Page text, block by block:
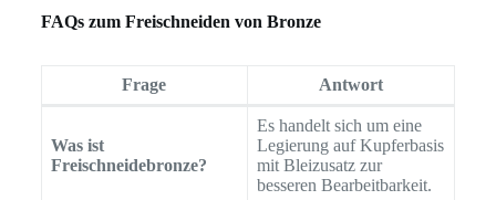
FAQs zum Freischneiden von Bronze
Frage Antwort
Was ist
Freischneidebronze?
Es handelt sich um eine
Legierung auf Kupferbasis
mit Bleizusatz zur
besseren Bearbeitbarkeit.